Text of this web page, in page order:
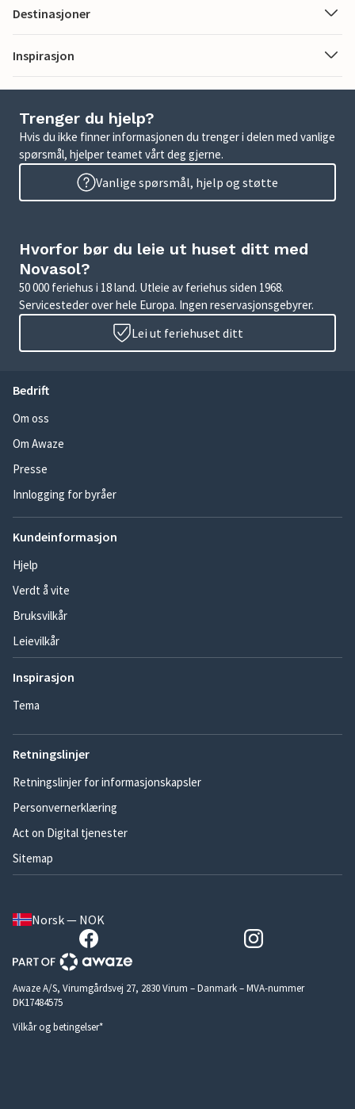
Destinasjoner
Inspirasjon
Trenger du hjelp?
Hvis du ikke finner informasjonen du trenger i delen med vanlige
spørsmål, hjelper teamet vårt deg gjerne.
Vanlige spørsmål, hjelp og støtte
Hvorfor bør du leie ut huset ditt med
Novasol?
50 000 feriehus i 18 land. Utleie av feriehus siden 1968.
Servicesteder over hele Europa. Ingen reservasjonsgebyrer.
Lei ut feriehuset ditt
Bedrift
Om oss
Om Awaze
Presse
Innlogging for byråer
Kundeinformasjon
Hjelp
Verdt å vite
Bruksvilkår
Leievilkår
Inspirasjon
Tema
Retningslinjer
Retningslinjer for informasjonskapsler
Personvernerklæring
Act on Digital tjenester
Sitemap
Norsk — NOK
Awaze A/S, Virumgårdsvej 27, 2830 Virum – Danmark – MVA-nummer
DK17484575
Vilkår og betingelser*